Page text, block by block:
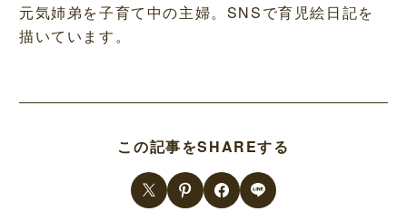
元気姉弟を子育て中の主婦。SNSで育児絵日記を
描いています。
この記事をSHAREする